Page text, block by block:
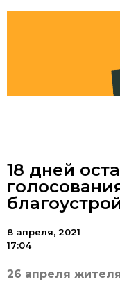
18 дней
8 апреля, 2021
17:04
26 апреля